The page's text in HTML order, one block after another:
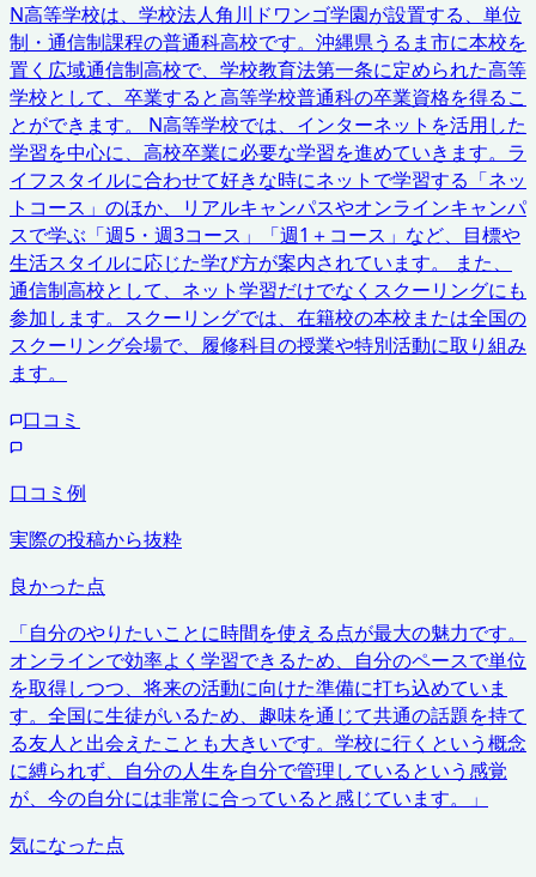
N高等学校は、学校法人角川ドワンゴ学園が設置する、単位
制・通信制課程の普通科高校です。沖縄県うるま市に本校を
置く広域通信制高校で、学校教育法第一条に定められた高等
学校として、卒業すると高等学校普通科の卒業資格を得るこ
とができます。 N高等学校では、インターネットを活用した
学習を中心に、高校卒業に必要な学習を進めていきます。ラ
イフスタイルに合わせて好きな時にネットで学習する「ネッ
トコース」のほか、リアルキャンパスやオンラインキャンパ
スで学ぶ「週5・週3コース」「週1＋コース」など、目標や
生活スタイルに応じた学び方が案内されています。 また、
通信制高校として、ネット学習だけでなくスクーリングにも
参加します。スクーリングでは、在籍校の本校または全国の
スクーリング会場で、履修科目の授業や特別活動に取り組み
ます。
口コミ
口コミ例
実際の投稿から抜粋
良かった点
「自分のやりたいことに時間を使える点が最大の魅力です。
オンラインで効率よく学習できるため、自分のペースで単位
を取得しつつ、将来の活動に向けた準備に打ち込めていま
す。全国に生徒がいるため、趣味を通じて共通の話題を持て
る友人と出会えたことも大きいです。学校に行くという概念
に縛られず、自分の人生を自分で管理しているという感覚
が、今の自分には非常に合っていると感じています。 」
気になった点